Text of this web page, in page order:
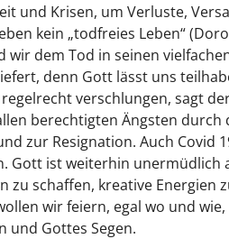
und Krisen, um Verluste,
kein „todfreies Leben“
wir dem Tod in seinen
denn Gott lässt uns
verschlungen, sagt
berechtigten Ängsten durch
zur Resignation. Auch Covid
Gott ist weiterhin unermüdlich
zu schaffen, kreative Energien
wir feiern, egal wo und
und Gottes Segen.